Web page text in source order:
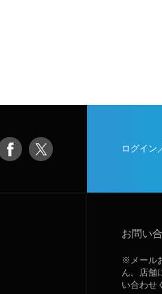
ログイン
お問い
※メール
ん。店舗
い合わせ